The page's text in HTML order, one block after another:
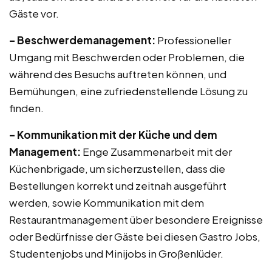
Gäste vor.
– Beschwerdemanagement: Professioneller
Umgang mit Beschwerden oder Problemen, die
während des Besuchs auftreten können, und
Bemühungen, eine zufriedenstellende Lösung zu
finden.
– Kommunikation mit der Küche und dem
Management: Enge Zusammenarbeit mit der
Küchenbrigade, um sicherzustellen, dass die
Bestellungen korrekt und zeitnah ausgeführt
werden, sowie Kommunikation mit dem
Restaurantmanagement über besondere Ereignisse
oder Bedürfnisse der Gäste bei diesen Gastro Jobs,
Studentenjobs und Minijobs in Großenlüder.